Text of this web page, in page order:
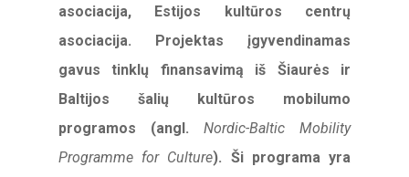
asociacija, Estijos kultūros centrų
asociacija. Projektas įgyvendinamas
gavus tinklų finansavimą iš Šiaurės ir
Baltijos šalių kultūros mobilumo
programos (angl. Nordic-Baltic Mobility
Programme for Culture). Ši programa yra